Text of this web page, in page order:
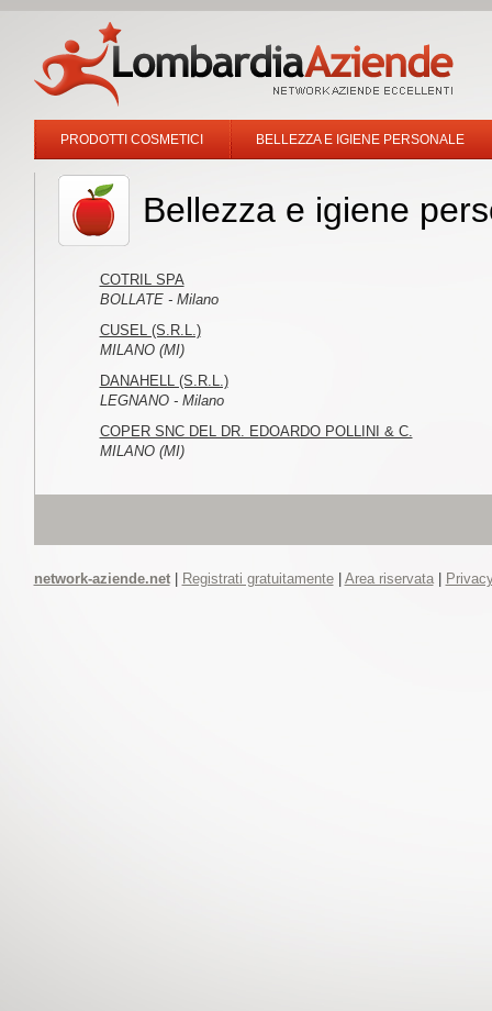
PRODOTTI COSMETICI BELLEZZA E IGIENE PERSONALE
Bellezza e igiene
COTRIL SPA
BOLLATE - Milano
CUSEL (S.R.L.)
MILANO (MI)
DANAHELL (S.R.L.)
LEGNANO - Milano
COPER SNC DEL DR. EDOARDO POLLINI & C.
MILANO (MI)
network-aziende.net| Registrati gratuitamente| Area riservata|